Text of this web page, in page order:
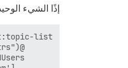
إذًا الشيء